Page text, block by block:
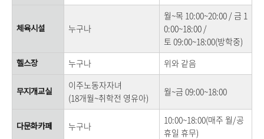
체육시설 누구나
월~목 10:00~20:00 / 금 1
0:00~18:00 /
토 09:00~18:00(방학중)
헬스장 누구나 위와 같음
무지개교실
이주노동자자녀
(18개월~취학전 영유아)
월~금 09:00~18:00
다문화카페 누구나
10:00~18:00(매주 월/공
휴일 휴무)